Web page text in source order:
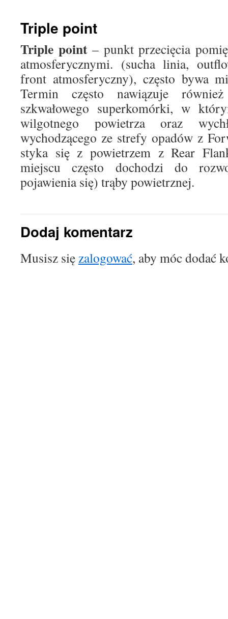
Triple point
Triple point– punkt przecięcia
atmosferycznymi. (sucha linia,
front atmosferyczny), często bywa
Termin często nawiązuje
szkwałowego superkomórki, w
wilgotnego powietrza oraz
wychodzącego ze strefy opadów z
styka się z powietrzem z Rear
miejscu często dochodzi do
pojawienia się) trąby powietrznej.
Dodaj komentarz
Musisz sięzalogować, aby móc dodać